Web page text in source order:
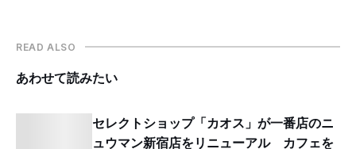
READ ALSO
あわせて読みたい
セレクトショップ「カオス」が一番店のニ
ュウマン新宿店をリニューアル カフェを